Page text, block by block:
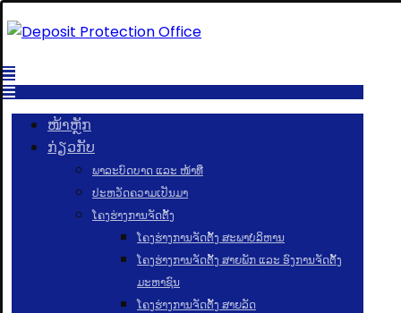
ໜ້າຫຼັກ
ກ່ຽວກັບ
ພາລະບົດບາດ ແລະ ໜ້າທີ່
ປະຫວັດຄວາມເປັນມາ
ໂຄງຮ່າງການຈັດຕັ້ງ
ໂຄງຮ່າງການຈັດຕັ້ງ ສະພາບໍລິຫານ
ໂຄງຮ່າງການຈັດຕັ້ງ ສາຍພັກ ແລະ ອົງການຈັດຕັ້ງ
ມະຫາຊົນ
ໂຄງຮ່າງການຈັດຕັ້ງ ສາຍລັດ